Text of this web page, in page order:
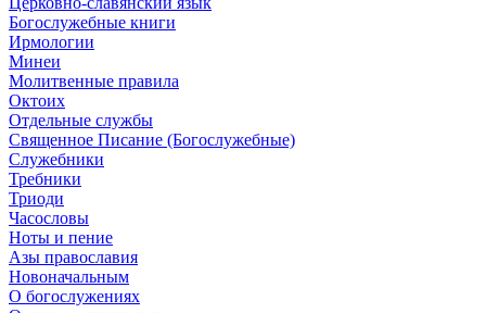
Богослужебные книги
Ирмологии
Минеи
Молитвенные правила
Октоих
Отдельные службы
Священное Писание (Богослужебные)
Служебники
Требники
Триоди
Часословы
Ноты и пение
Азы православия
Новоначальным
О богослужениях